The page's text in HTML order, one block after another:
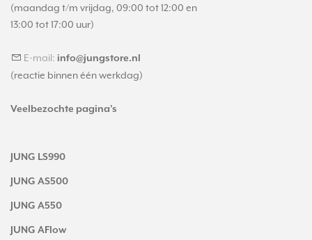
(maandag t/m vrijdag, 09:00 tot 12:00 en
13:00 tot 17:00 uur)
E-mail: info@jungstore.nl
(reactie binnen één werkdag)
Veelbezochte pagina's
JUNG LS990
JUNG AS500
JUNG A550
JUNG AFlow